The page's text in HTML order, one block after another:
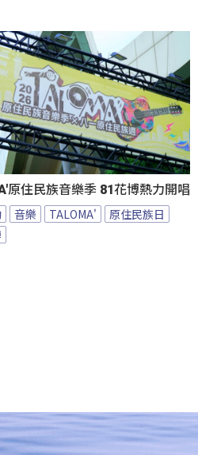
原住民族音樂季 81花博熱力開唱
音樂 TALOMA'
原住民族日